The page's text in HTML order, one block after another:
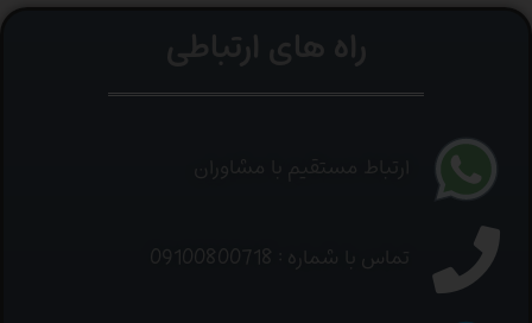
ارتباط مستقیم با مشاوران
تماس با شماره : 09100800718